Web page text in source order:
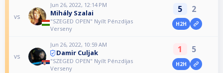
vs
Jun 26, 2022, 12:14 PM
Mihály Szalai
"SZEGED OPEN" Nyílt Pénzdíjas
Verseny
5 2
H2H
vs
Jun 26, 2022, 10:59 AM
Damir Culjak
"SZEGED OPEN" Nyílt Pénzdíjas
Verseny
1 5
H2H